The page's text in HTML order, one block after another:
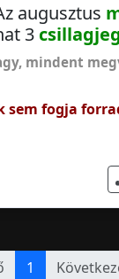
augusztus
3
, mindent
sem fogja
1